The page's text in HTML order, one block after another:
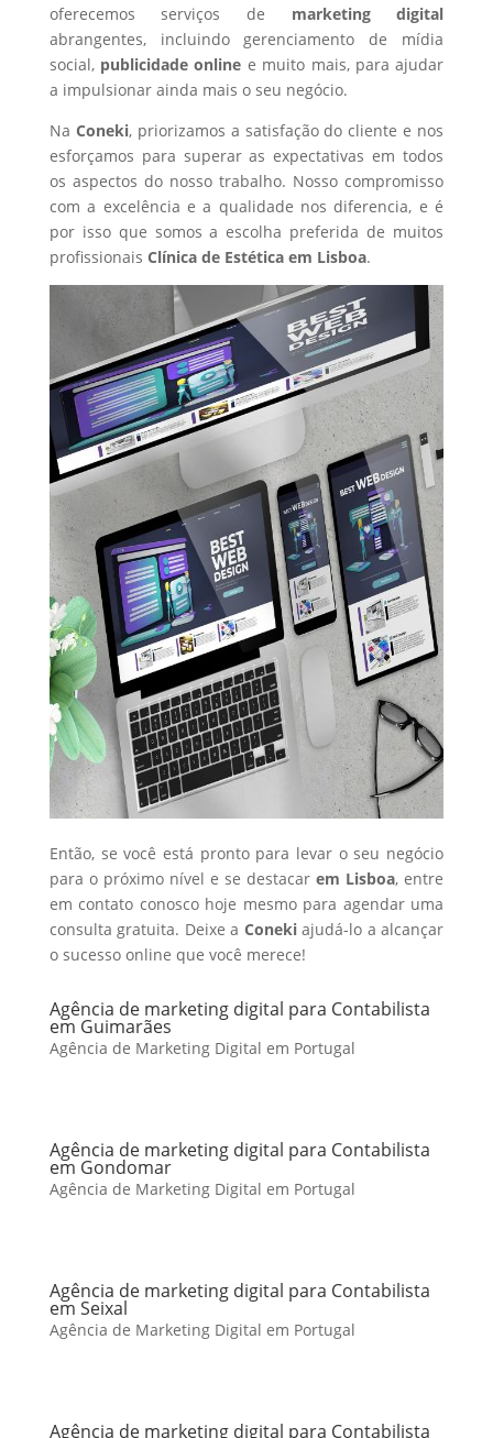
oferecemos serviços de marketing digital
abrangentes, incluindo gerenciamento de mídia
social, publicidade online e muito mais, para ajudar
a impulsionar ainda mais o seu negócio.
Na Coneki, priorizamos a satisfação do cliente e nos
esforçamos para superar as expectativas em todos
os aspectos do nosso trabalho. Nosso compromisso
com a excelência e a qualidade nos diferencia, e é
por isso que somos a escolha preferida de muitos
profissionais Clínica de Estéticaem Lisboa.
Então, se você está pronto para levar o seu negócio
para o próximo nível e se destacarem Lisboa, entre
em contato conosco hoje mesmo para agendar uma
consulta gratuita. Deixe a Conekiajudá-lo a alcançar
o sucesso online que você merece!
Agência de marketing digital para Contabilista
em Guimarães
Agência de Marketing Digital em Portugal
Agência de marketing digital para Contabilista
em Gondomar
Agência de Marketing Digital em Portugal
Agência de marketing digital para Contabilista
em Seixal
Agência de Marketing Digital em Portugal
Agência de marketing digital para Contabilista